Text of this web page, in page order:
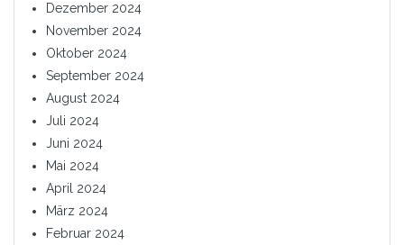
Dezember 2024
November 2024
Oktober 2024
September 2024
August 2024
Juli 2024
Juni 2024
Mai 2024
April 2024
März 2024
Februar 2024